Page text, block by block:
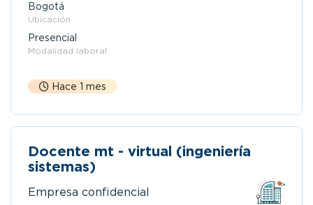
Bogotá
Ubicación
Presencial
Modalidad laboral
Hace 1 mes
Docente mt - virtual (ingeniería
sistemas)
Empresa confidencial